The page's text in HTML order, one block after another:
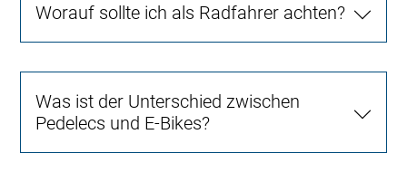
Worauf sollte ich als Radfahrer achten?
Was ist der Unterschied zwischen
Pedelecs und E-Bikes?